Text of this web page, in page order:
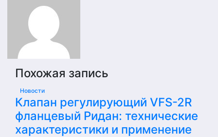
Похожая запись
Новости
Клапан регулирующий VFS-2R
фланцевый Ридан: технические
характеристики и применение